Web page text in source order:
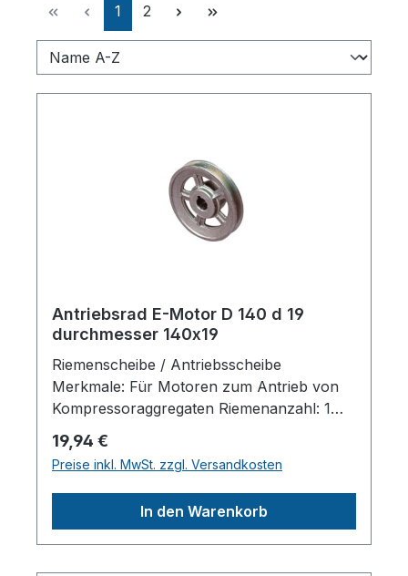
Seite
1 Seite
2
Antriebsrad E-Motor D 140 d 19
durchmesser 140x19
Riemenscheibe / Antriebsscheibe
Merkmale: Für Motoren zum Antrieb von
Kompressoraggregaten Riemenanzahl: 1
Wellendruchmesser zylindrisch: 19 mm
Material: Alu-Guss Mit Sicherungsnut /
PassfedernutHerstellerpro)SALES GmbH,
AEROTEC KompressorenFerdinand-
Regulärer Preis:
19,94 €
Preise inkl. MwSt. zzgl. Versandkosten
In den Warenkorb